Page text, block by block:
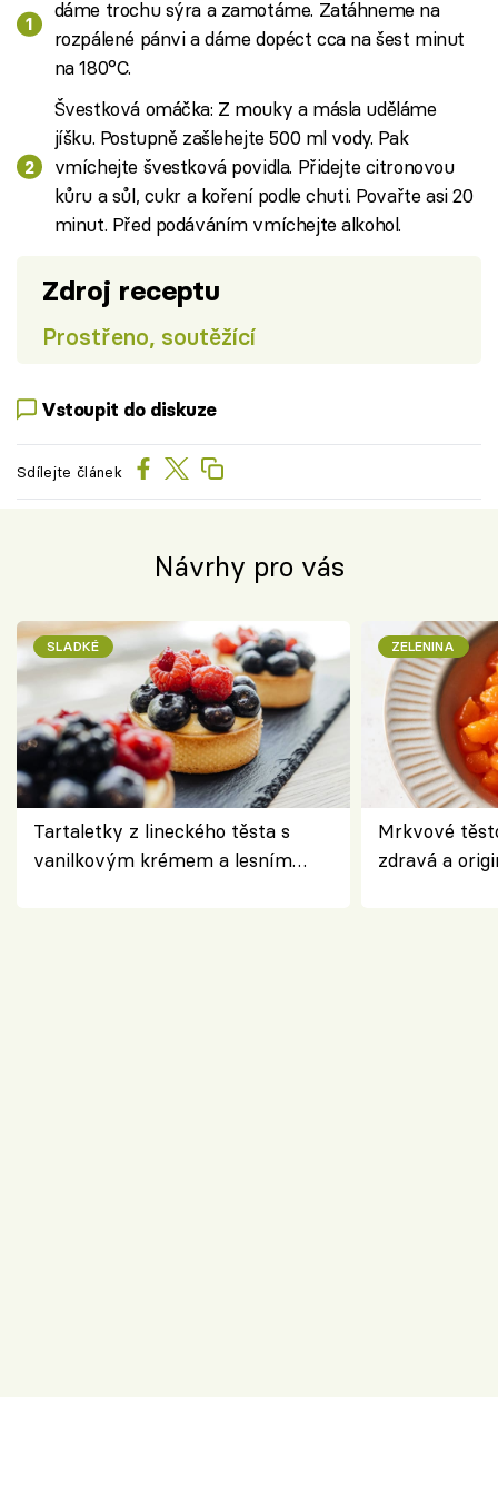
dáme trochu sýra a zamotáme. Zatáhneme na
rozpálené pánvi a dáme dopéct cca na šest minut
na 180°C.
Švestková omáčka: Z mouky a másla uděláme
jíšku. Postupně zašlehejte 500 ml vody. Pak
vmíchejte švestková povidla. Přidejte citronovou
kůru a sůl, cukr a koření podle chuti. Povařte asi 20
minut. Před podáváním vmíchejte alkohol.
Zdroj receptu
Prostřeno, soutěžící
Vstoupit do diskuze
Sdílejte článek
Návrhy pro vás
SLADKÉ
Tartaletky z lineckého těsta s
vanilkovým krémem a lesním
ZELENINA
Mrkvové
zdravá a